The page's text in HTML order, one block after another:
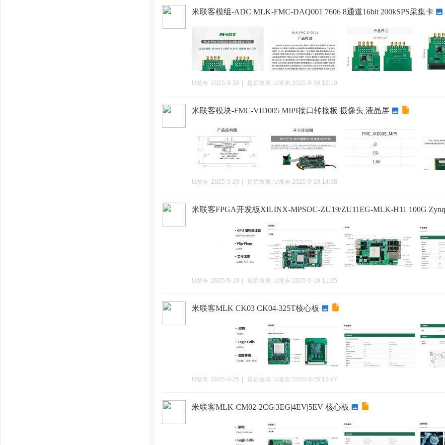
米联客模组-ADC MLK-FMC-DAQ001 7606 8通道16bit 200kSPS采集卡
U发布 2025-9-30 最后发表: U发布 2025-9-30 16:10
米联客模块-FMC-VID005 MIPI接口转接板 摄像头 液晶屏
U发布 2025-9-29 最后发表: U发布 2025-9-29 14:38
米联客FPGA开发板XILINX-MPSOC-ZU19/ZU11EG-MLK-H11 100G Zynq
U发布 2025-5-19 最后发表: U发布 2025-5-19 11:25
米联客MLK CK03 CK04-325T核心板
U发布 2025-3-25 最后发表: U发布 2025-3-25 13:27
米联客MLK-CM02-2CG|3EG|4EV|5EV 核心板